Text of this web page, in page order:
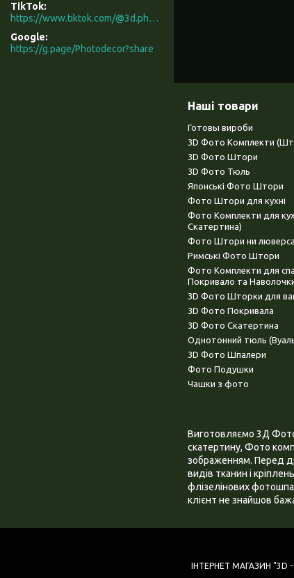
TikTok
https://www.tiktok.com/@3d.photodecor?is_from_webapp=1&sender_device=pc
Google
https://g.page/Photodecor?share
Наші товари
Готовы вироби
3D Фото Комплекти
3D Фото Штори
3D Фото Тюль
Японські Фото Штори
Фото Штори для кухні
Фото Комплекти для
Скатертина)
Фото Штори ни
Римські Фото Штори
Фото Комплекти для
Покривало та
3D Фото Шторки для
3D Фото Покривала
3D Фото Скатертина
Однотонний тюль
3D Фото Шпалери
Фото Подушки
Чашки з фото
Виготовляємо 3Д
скатертину, Фото
зображенням. Перед
видів тканин і
флізелінових
клієнт не знайшов